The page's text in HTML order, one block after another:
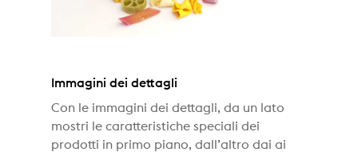
Immagini dei dettagli
Con le immagini dei dettagli, da un lato
mostri le caratteristiche speciali dei
prodotti in primo piano, dall’altro dai ai